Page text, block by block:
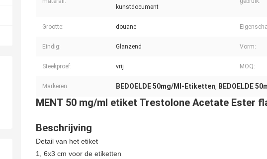
kunstdocument
Grootte: douane
Eindig: Glanzend Vorm:
Steekproef: vrij MOQ:
Markeren: BEDOELDE 50mg/Ml-Etiketten, BEDOELDE
MENT 50 mg/ml etiket Trestolone Acetate Ester
Beschrijving
Detail van het etiket
1, 6x3 cm voor de etiketten